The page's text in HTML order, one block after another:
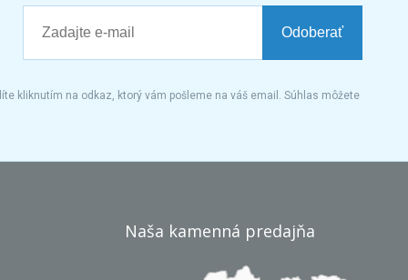
Odoberať
kliknutím na odkaz, ktorý vám pošleme na váš email. Súhlas môžete
Naša kamenná predajňa